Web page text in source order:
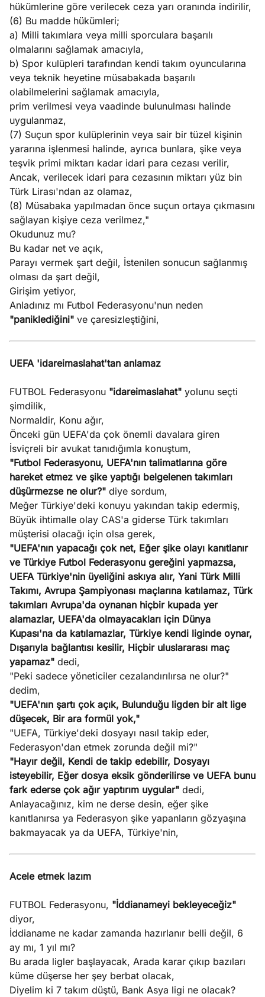
hükümlerine göre verilecek ceza yarı oranında indirilir,
(6) Bu madde hükümleri;
a) Milli takımlara veya milli sporculara başarılı
olmalarını sağlamak amacıyla,
b) Spor kulüpleri tarafından kendi takım oyuncularına
veya teknik heyetine müsabakada başarılı
olabilmelerini sağlamak amacıyla,
prim verilmesi veya vaadinde bulunulması halinde
uygulanmaz,
(7) Suçun spor kulüplerinin veya sair bir tüzel kişinin
yararına işlenmesi halinde, ayrıca bunlara, şike veya
teşvik primi miktarı kadar idari para cezası verilir,
Ancak, verilecek idari para cezasının miktarı yüz bin
Türk Lirası'ndan az olamaz,
(8) Müsabaka yapılmadan önce suçun ortaya çıkmasını
sağlayan kişiye ceza verilmez,"
Okudunuz mu?
Bu kadar net ve açık,
Parayı vermek şart değil, İstenilen sonucun sağlanmış
olması da şart değil,
Girişim yetiyor,
Anladınız mı Futbol Federasyonu'nun neden
"paniklediğini" ve çaresizleştiğini,
UEFA 'idareimaslahat'tan anlamaz
FUTBOL Federasyonu "idareimaslahat" yolunu seçti
şimdilik,
Normaldir, Konu ağır,
Önceki gün UEFA'da çok önemli davalara giren
İsviçreli bir avukat tanıdığımla konuştum,
"Futbol Federasyonu, UEFA'nın talimatlarına göre
hareket etmez ve şike yaptığı belgelenen takımları
düşürmezse ne olur?" diye sordum,
Meğer Türkiye'deki konuyu yakından takip edermiş,
Büyük ihtimalle olay CAS'a giderse Türk takımları
müşterisi olacağı için olsa gerek,
"UEFA'nın yapacağı çok net, Eğer şike olayı kanıtlanır
ve Türkiye Futbol Federasyonu gereğini yapmazsa,
UEFA Türkiye'nin üyeliğini askıya alır, Yani Türk Milli
Takımı, Avrupa Şampiyonası maçlarına katılamaz, Türk
takımları Avrupa'da oynanan hiçbir kupada yer
alamazlar, UEFA'da olmayacakları için Dünya
Kupası'na da katılamazlar, Türkiye kendi liginde oynar,
Dışarıyla bağlantısı kesilir, Hiçbir uluslararası maç
yapamaz" dedi,
"Peki sadece yöneticiler cezalandırılırsa ne olur?"
dedim,
"UEFA'nın şartı çok açık, Bulunduğu ligden bir alt lige
düşecek, Bir ara formül yok,"
"UEFA, Türkiye'deki dosyayı nasıl takip eder,
Federasyon'dan etmek zorunda değil mi?"
"Hayır değil, Kendi de takip edebilir, Dosyayı
isteyebilir, Eğer dosya eksik gönderilirse ve UEFA bunu
fark ederse çok ağır yaptırım uygular" dedi,
Anlayacağınız, kim ne derse desin, eğer şike
kanıtlanırsa ya Federasyon şike yapanların gözyaşına
bakmayacak ya da UEFA, Türkiye'nin,
Acele etmek lazım
FUTBOL Federasyonu, "İddianameyi bekleyeceğiz"
diyor,
İddianame ne kadar zamanda hazırlanır belli değil, 6
ay mı, 1 yıl mı?
Bu arada ligler başlayacak, Arada karar çıkıp bazıları
küme düşerse her şey berbat olacak,
Diyelim ki 7 takım düştü, Bank Asya ligi ne olacak?